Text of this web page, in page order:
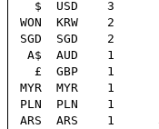
$  USD    3
WON  KRW    2
SGD  SGD    2
A$  AUD    1
£  GBP    1
MYR  MYR    1
PLN  PLN    1
ARS  ARS    1